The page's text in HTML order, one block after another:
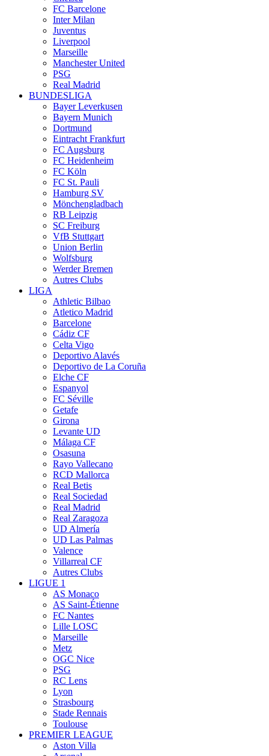
FC Barcelone
Inter Milan
Juventus
Liverpool
Marseille
Manchester United
PSG
Real Madrid
BUNDESLIGA
Bayer Leverkusen
Bayern Munich
Dortmund
Eintracht Frankfurt
FC Augsburg
FC Heidenheim
FC Köln
FC St. Pauli
Hamburg SV
Mönchengladbach
RB Leipzig
SC Freiburg
VfB Stuttgart
Union Berlin
Wolfsburg
Werder Bremen
Autres Clubs
LIGA
Athletic Bilbao
Atletico Madrid
Barcelone
Cádiz CF
Celta Vigo
Deportivo Alavés
Deportivo de La Coruña
Elche CF
Espanyol
FC Séville
Getafe
Girona
Levante UD
Málaga CF
Osasuna
Rayo Vallecano
RCD Mallorca
Real Betis
Real Sociedad
Real Madrid
Real Zaragoza
UD Almería
UD Las Palmas
Valence
Villarreal CF
Autres Clubs
LIGUE 1
AS Monaco
AS Saint-Étienne
FC Nantes
Lille LOSC
Marseille
Metz
OGC Nice
PSG
RC Lens
Lyon
Strasbourg
Stade Rennais
Toulouse
PREMIER LEAGUE
Aston Villa